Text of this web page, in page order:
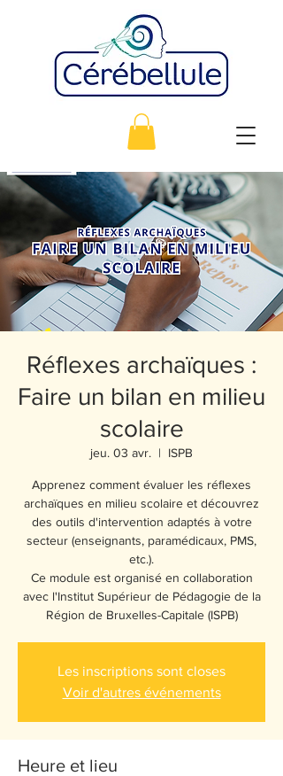
Réflexes archaïques :
Faire un bilan en milieu
scolaire
jeu. 03 avr.
  |
ISPB
Apprenez comment évaluer les réflexes
archaïques en milieu scolaire et découvrez
des outils d'intervention adaptés à votre
secteur (enseignants, paramédicaux, PMS,
etc.).
Ce module est organisé en collaboration
avec l'Institut Supérieur de Pédagogie de la
Région de Bruxelles-Capitale (ISPB)
Les inscriptions sont closes
Voir d'autres événements
Heure et lieu